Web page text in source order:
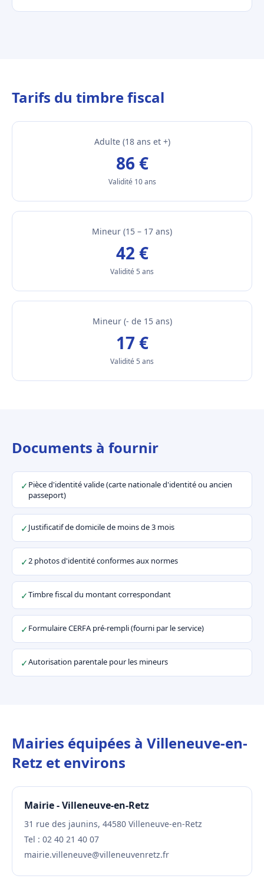
Tarifs du timbre fiscal
Adulte (18 ans et +)
86 €
Validité 10 ans
Mineur (15 – 17 ans)
42 €
Validité 5 ans
Mineur (- de 15 ans)
17 €
Validité 5 ans
Documents à fournir
✓ Pièce d'identité valide (carte nationale d'identité ou ancien
passeport)
✓Justificatif de domicile de moins de 3 mois
✓2 photos d'identité conformes aux normes
✓Timbre fiscal du montant correspondant
✓ Formulaire CERFA pré-rempli (fourni par le service)
✓Autorisation parentale pour les mineurs
Mairies équipées à Villeneuve-en-
Retz et environs
Mairie - Villeneuve-en-Retz
31 rue des jaunins, 44580 Villeneuve-en-Retz
Tel : 02 40 21 40 07
mairie.villeneuve@villeneuvenretz.fr